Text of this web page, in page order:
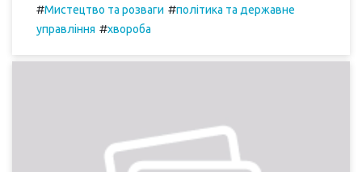
#Мистецтво та розваги #політика та державне
управління #хвороба